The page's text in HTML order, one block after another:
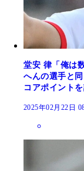
堂安 律「俺は
へんの選手と
コアポイント
2025年02月22日